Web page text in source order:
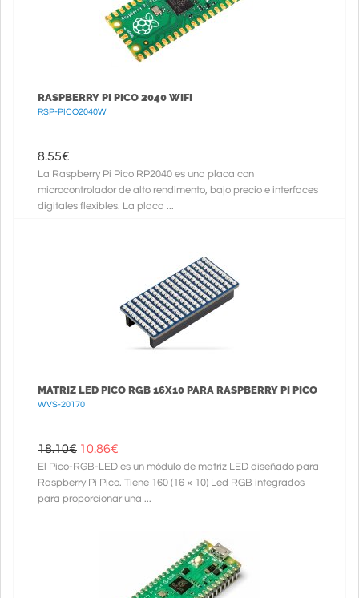
RASPBERRY PI PICO 2040 WIFI
RSP-PICO2040W
8.55€
La Raspberry Pi Pico RP2040 es una placa con
microcontrolador de alto rendimento, bajo precio e interfaces
digitales flexibles. La placa ...
MATRIZ LED PICO RGB 16X10 PARA RASPBERRY PI PICO
WVS-20170
18.10€ 10.86€
El Pico-RGB-LED es un módulo de matriz LED diseñado para
Raspberry Pi Pico. Tiene 160 (16 × 10) Led RGB integrados
para proporcionar una ...